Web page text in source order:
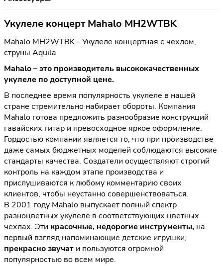
Укулеле концерт Mahalo MH2WTBK
Mahalo MH2WTBK - Укулеле концертная с чехлом,
струны Aquila
Mahalo – это производитель высококачественных
укулеле по доступной цене.
В последнее время популярность укулеле в нашей
стране стремительно набирает обороты. Компания
Mahalo готова предложить разнообразие конструкций
гавайских гитар и превосходное яркое оформление.
Гордостью компании является то, что при производстве
даже самых бюджетных моделей соблюдаются высокие
стандарты качества. Создатели осуществляют строгий
контроль на каждом этапе производства и
прислушиваются к любому комментарию своих
клиентов, чтобы неустанно совершенствоваться.
В 2001 году Mahalo выпускает полный спектр
разноцветных укулеле в соответствующих цветных
чехлах. Эти красочные, недорогие инструменты, на
первый взгляд напоминающие детские игрушки,
прекрасно звучат и пользуются огромной
популярностью во всем мире.